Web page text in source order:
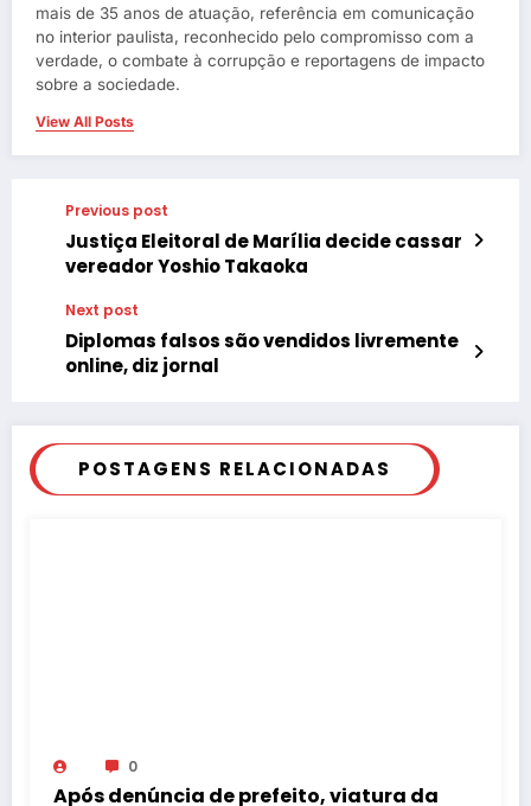
mais de 35 anos de atuação, referência em comunicação
no interior paulista, reconhecido pelo compromisso com a
verdade, o combate à corrupção e reportagens de impacto
sobre a sociedade.
View All Posts
Previous post
Justiça Eleitoral de Marília decide cassar
vereador Yoshio Takaoka
Next post
Diplomas falsos são vendidos livremente
online, diz jornal
POSTAGENS RELACIONADAS
0
Após denúncia de prefeito, viatura da